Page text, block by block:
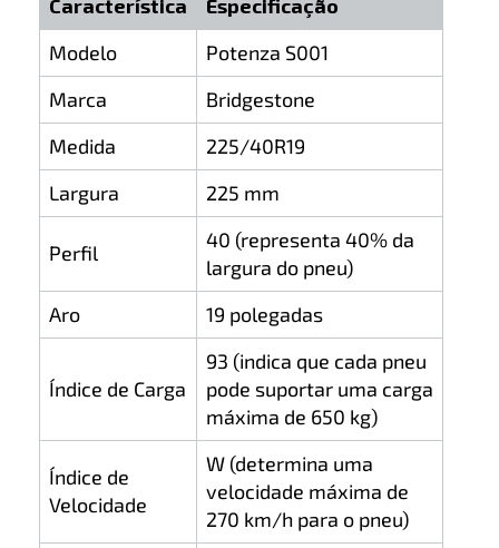
Característica
Especificação
Modelo
Potenza S001
Marca
Bridgestone
Medida
225/40R19
Largura
225 mm
Perfil
40 (representa 40% da
largura do pneu)
Aro
19 polegadas
Índice de Carga
93 (indica que cada pneu
pode suportar uma carga
máxima de 650 kg)
Índice de
Velocidade
W (determina uma
velocidade máxima de
270 km/h para o pneu)